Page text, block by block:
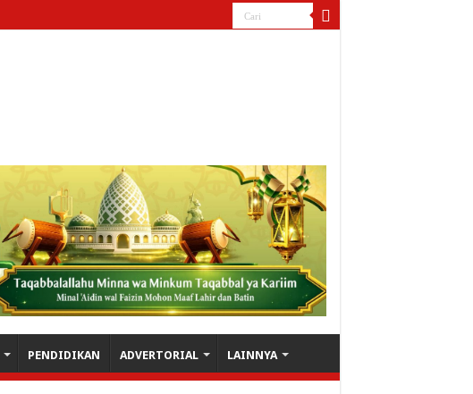
PENDIDIKAN ADVERTORIAL LAINNYA